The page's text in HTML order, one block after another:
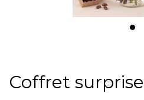
Coffret surprise